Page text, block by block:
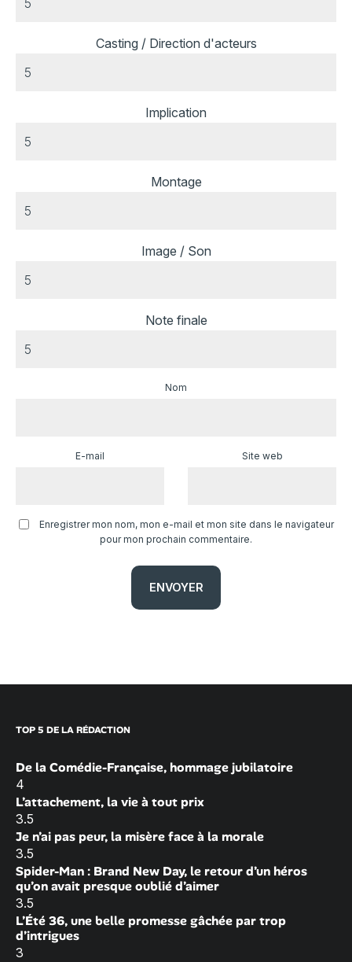
Casting / Direction d'acteurs
Implication
Montage
Image / Son
Note finale
Nom
E-mail Site web
Enregistrer mon nom, mon e-mail et mon site dans le navigateur
pour mon prochain commentaire.
TOP 5 DE LA RÉDACTION
De la Comédie-Française, hommage jubilatoire
4
L’attachement, la vie à tout prix
3.5
Je n’ai pas peur, la misère face à la morale
3.5
Spider-Man : Brand New Day, le retour d’un héros
qu’on avait presque oublié d’aimer
3.5
L’Été 36, une belle promesse gâchée par trop
d’intrigues
3